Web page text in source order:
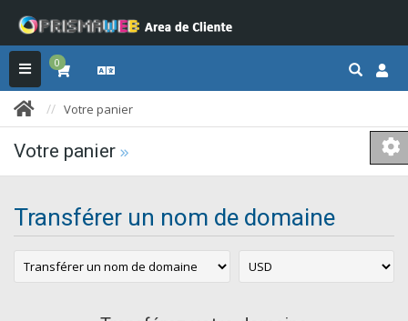
0
Votre panier
Votre panier
Transférer un nom de domaine